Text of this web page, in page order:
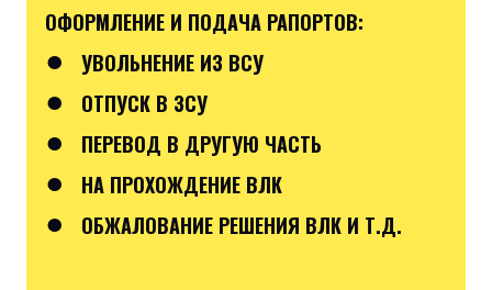
ОФОРМЛЕНИЕ И ПОДАЧА РАПОРТОВ:
● УВОЛЬНЕНИЕ ИЗ ВСУ
● ОТПУСК В ЗСУ
● ПЕРЕВОД В ДРУГУЮ ЧАСТЬ
● НА ПРОХОЖДЕНИЕ ВЛК
● ОБЖАЛОВАНИЕ РЕШЕНИЯ ВЛК И Т.Д.